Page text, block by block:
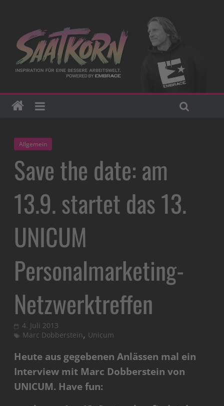
Allgemein
Save the date: am
13.9. startet das 13.
UNICUM
Personalmarketing-
Netzwerktreffen
4. Juli 2013
Marc Dobberstein, Unicum
Heute aus gegebenen Anlässen mal ein
Interview mit Marc Dobberstein von
UNICUM. Have fun: